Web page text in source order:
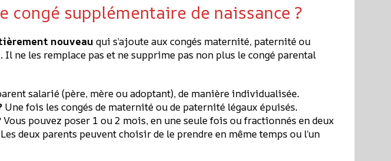
congé supplémentaire de naissance ?
nouveau qui s’ajoute aux congés maternité, paternité ou
Il ne les remplace pas et ne supprime pas non plus le congé parental
salarié (père, mère ou adoptant), de manière individualisée.
Une fois les congés de maternité ou de paternité légaux épuisés.
Vous pouvez poser 1 ou 2 mois, en une seule fois ou fractionnés en deux
deux parents peuvent choisir de le prendre en même temps ou l’un